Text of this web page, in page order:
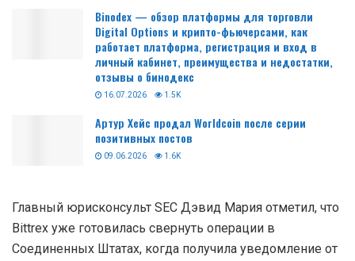
Binodex — обзор платформы для торговли
Digital Options и крипто-фьючерсами, как
работает платформа, регистрация и вход в
личный кабинет, преимущества и недостатки,
отзывы о бинодекс
16.07.2026 1.5K
Артур Хейс продал Worldcoin после серии
позитивных постов
09.06.2026 1.6K
Главный юрисконсульт SEC Дэвид Мария отметил, что
Bittrex уже готовилась свернуть операции в
Соединенных Штатах, когда получила уведомление от